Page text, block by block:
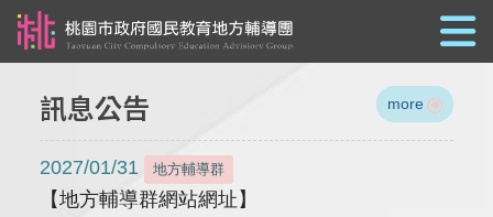
訊息公告 more
2027/01/31 地方輔導群
【地方輔導群網站網址】